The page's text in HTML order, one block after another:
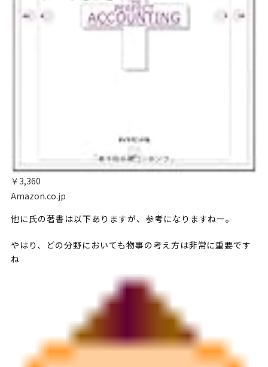
￥3,360
Amazon.co.jp
他に氏の著書は以下ありますが、参考になりますねー。
やはり、どの分野においても物事の考え方は非常に重要です
ね